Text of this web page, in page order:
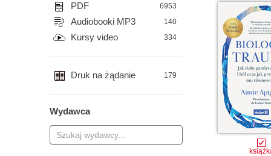
PDF 6953
Audiobooki MP3 140
Kursy video 334
Druk na żądanie 179
Wydawca